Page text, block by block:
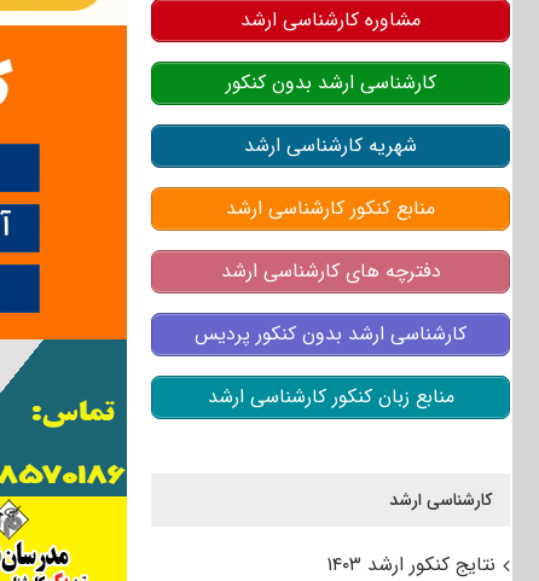
مشاوره کارشناسی ارشد
کارشناسی ارشد بدون کنکور
شهریه کارشناسی ارشد
منابع کنکور کارشناسی ارشد
دفترچه های کارشناسی ارشد
کارشناسی ارشد بدون کنکور پردیس
منابع زبان کنکور کارشناسی ارشد
کارشناسی ارشد
نتایج کنکور ارشد ۱۴۰۳